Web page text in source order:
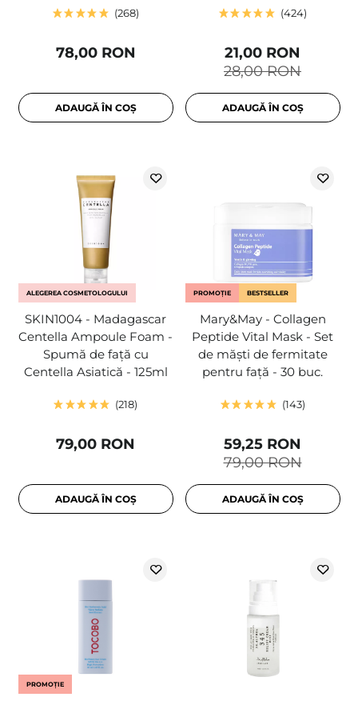
268
78,00 RON
ADAUGĂ ÎN COȘ
424
28,00 RON
21,00 RON
ADAUGĂ ÎN COȘ
ALEGEREA COSMETOLOGULUI
SKIN1004 - Madagascar
Centella Ampoule Foam -
Spumă de față cu
Centella Asiatică - 125ml
218
79,00 RON
ADAUGĂ ÎN COȘ
PROMOȚIE BESTSELLER
Mary&May - Collagen
Peptide Vital Mask - Set
de măști de fermitate
pentru față - 30 buc.
143
79,00 RON
59,25 RON
ADAUGĂ ÎN COȘ
PROMOȚIE